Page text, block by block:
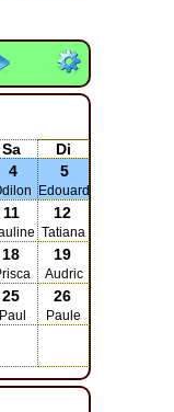
Sa Di
4 5
Edouard
11 12
Tatiana
18 19
Audric
25
Paul
26
Paule